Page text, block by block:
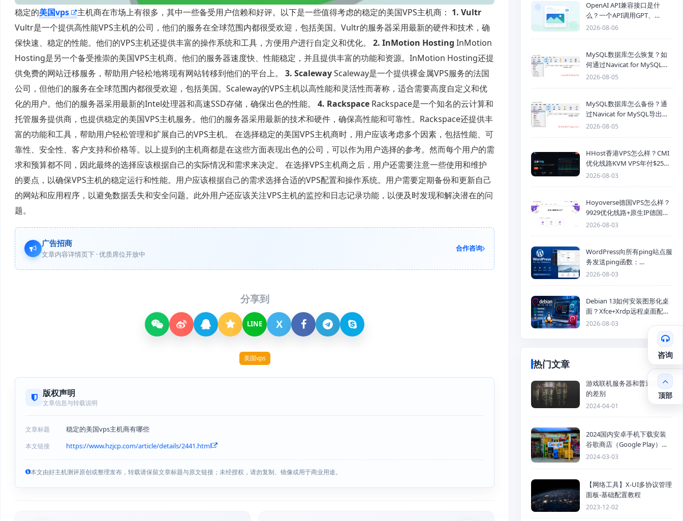
稳定的美国vps 主机商在市场上有很多，其中一些备受用户信赖和好评。以下是一些值得考虑的稳定的美国VPS主机商： 1. Vultr
Vultr是一个提供高性能VPS主机的公司，他们的服务在全球范围内都很受欢迎，包括美国。Vultr的服务器采用最新的硬件和技术，确
保快速、稳定的性能。他们的VPS主机还提供丰富的操作系统和工具，方便用户进行自定义和优化。 2. InMotion Hosting InMotion
Hosting是另一个备受推崇的美国VPS主机商。他们的服务器速度快、性能稳定，并且提供丰富的功能和资源。InMotion Hosting还提
供免费的网站迁移服务，帮助用户轻松地将现有网站转移到他们的平台上。 3. ScalewayScaleway是一个提供裸金属VPS服务的法国
公司，但他们的服务在全球范围内都很受欢迎，包括美国。Scaleway的VPS主机以高性能和灵活性而著称，适合需要高度自定义和优
化的用户。他们的服务器采用最新的Intel处理器和高速SSD存储，确保出色的性能。 4. Rackspace Rackspace是一个知名的云计算和
托管服务提供商，也提供稳定的美国VPS主机服务。他们的服务器采用最新的技术和硬件，确保高性能和可靠性。Rackspace还提供丰
富的功能和工具，帮助用户轻松管理和扩展自己的VPS主机。 在选择稳定的美国VPS主机商时，用户应该考虑多个因素，包括性能、可
靠性、安全性、客户支持和价格等。以上提到的主机商都是在这些方面表现出色的公司，可以作为用户选择的参考。然而每个用户的需
求和预算都不同，因此最终的选择应该根据自己的实际情况和需求来决定。 在选择VPS主机商之后，用户还需要注意一些使用和维护
的要点，以确保VPS主机的稳定运行和性能。用户应该根据自己的需求选择合适的VPS配置和操作系统。用户需要定期备份和更新自己
的网站和应用程序，以避免数据丢失和安全问题。此外用户还应该关注VPS主机的监控和日志记录功能，以便及时发现和解决潜在的问
题。
广告招商
文章内容详情页下 · 优质席位开放中
合作咨询
分享到
LINE X
美国vps
版权声明
文章信息与转载说明
文章标题 稳定的美国vps主机商有哪些
本文链接 https://www.hzjcp.com/article/details/2441.html
本文由好主机测评原创或整理发布，转载请保留文章标题与原文链接；未经授权，请勿复制、镜像或用于商业用途。
OpenAI API兼容接口是什
么？一个API调用GPT、
Claude、Gemini、DeepSeek
2026-08-06
MySQL数据库怎么恢复？如
何通过Navicat for MySQL导
入SQL备份文件
2026-08-05
MySQL数据库怎么备份？通
过Navicat for MySQL导出
Mysql数据库为SQL格式备份
2026-08-05
HHost香港VPS怎么样？CMI
优化线路KVM VPS年付$25
起，4GB内存优惠套餐
2026-08-03
Hoyoverse德国VPS怎么样？
9929优化线路+原生IP德国
KVM VPS推荐
2026-08-03
WordPress向所有ping站点服
务发送ping函数：
generic_ping
2026-08-03
Debian 13如何安装图形化桌
面？Xfce+Xrdp远程桌面配置
教程
2026-08-03
热门文章
游戏联机服务器和普通服务器
的差别
2024-04-01
2024国内安卓手机下载安装
谷歌商店（Google Play）详
细步骤
2024-03-03
【网络工具】X-UI多协议管理
面板-基础配置教程
2023-12-02
咨询
顶部